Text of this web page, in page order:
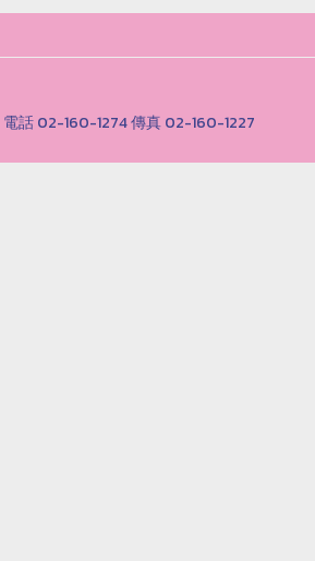
話 02-160-1274 傳真 02-160-1227